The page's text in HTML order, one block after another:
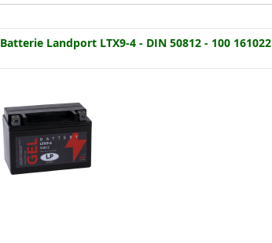
Batterie Landport LTX9-4 - DIN 50812 - 100 161022